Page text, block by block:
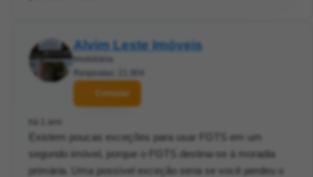
Alvim Leste Imóveis
Imobiliária
Respostas: 21.904
Contatar
há 1 ano
Existem poucas exceções para usar FGTS em um
segundo imóvel, porque o FGTS destina-se à moradia
primária. Uma possível exceção seria se você perdeu o